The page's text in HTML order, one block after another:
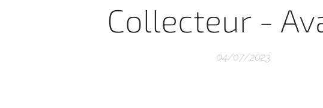
Collecteur -
04/07/2023